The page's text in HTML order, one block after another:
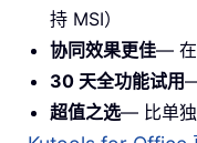
持 MSI）
协同效果更佳— 在
30 天全功能试用
超值之选— 比单独